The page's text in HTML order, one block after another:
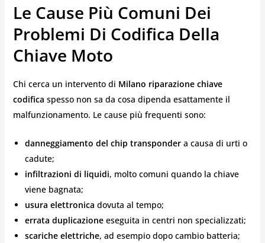
Le Cause Più Comuni Dei
Problemi Di Codifica Della
Chiave Moto
Chi cerca un intervento di Milano riparazione chiave
codifica spesso non sa da cosa dipenda esattamente il
malfunzionamento. Le cause più frequenti sono:
danneggiamento del chip transpondera causa di urti o
cadute;
infiltrazioni di liquidi, molto comuni quando la chiave
viene bagnata;
usura elettronica dovuta al tempo;
errata duplicazioneeseguita in centri non specializzati;
scariche elettriche, ad esempio dopo cambio batteria;